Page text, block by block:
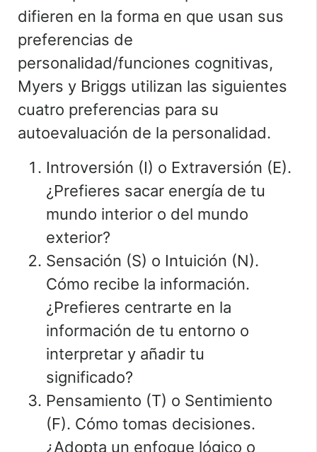
difieren en la forma en que usan sus
preferencias de
personalidad/funciones cognitivas,
Myers y Briggs utilizan las siguientes
cuatro preferencias para su
autoevaluación de la personalidad.
Introversión (I) o Extraversión (E).
¿Prefieres sacar energía de tu
mundo interior o del mundo
exterior?
Sensación (S) o Intuición (N).
Cómo recibe la información.
¿Prefieres centrarte en la
información de tu entorno o
interpretar y añadir tu
significado?
Pensamiento (T) o Sentimiento
(F). Cómo tomas decisiones.
¿Adopta un enfoque lógico o